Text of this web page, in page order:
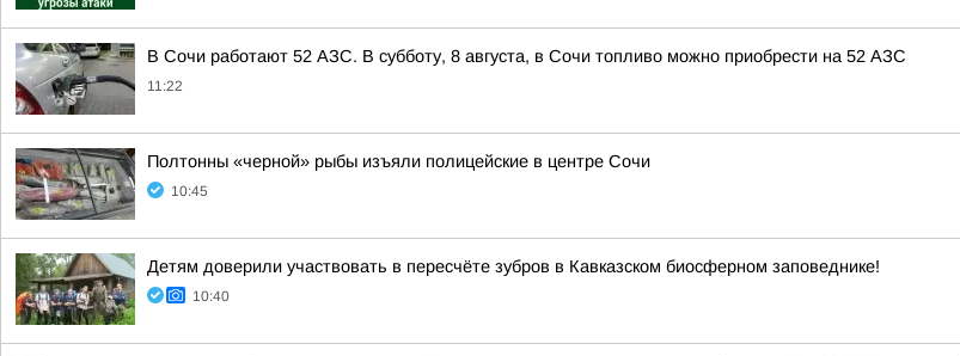
В Сочи работают 52 АЗС. В субботу, 8 августа, в Сочи топливо можно приобрести на 52 АЗС
11:22
Полтонны «черной» рыбы изъяли полицейские в центре Сочи
10:45
Детям доверили участвовать в пересчёте зубров в Кавказском биосферном заповеднике!
10:40